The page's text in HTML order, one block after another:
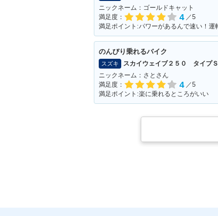
ニックネーム：ゴールドキャット
満足度：
4 ／5
のんびり乗れるバイク
スズキ
スカイウェイブ２５０ タイプＳ
ニックネーム：さとさん
満足度：
4 ／5
満足ポイント:楽に乗れるところがいい